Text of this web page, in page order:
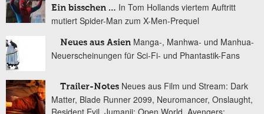
Ein bisschen … In Tom Hollands viertem Auftritt
mutiert Spider-Man zum X-Men-Prequel
Neues aus Asien Manga-, Manhwa- und Manhua-
Neuerscheinungen für Sci-Fi- und Phantastik-Fans
Trailer-Notes Neues aus Film und Stream: Dark
Matter, Blade Runner 2099, Neuromancer, Onslaught,